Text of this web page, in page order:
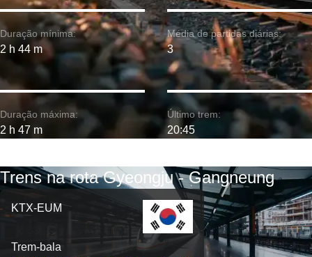
Duração mínima:
2 h 44 m
Duração máxima:
2 h 47 m
Média de partidas diárias:
3
Último trem:
20:45
Trens na rota Gyeongju - Gangneung
KTX-EUM
Trem-bala